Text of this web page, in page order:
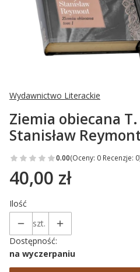
Wydawnictwo Literackie
Ziemia obiecana T.
Stanisław
0.00(Oceny: 0 Recenzje:
Cena
40,00 zł
Ilość
szt.
Dostępność:
na wyczerpaniu